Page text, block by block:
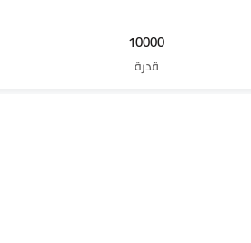
10000
قدرة